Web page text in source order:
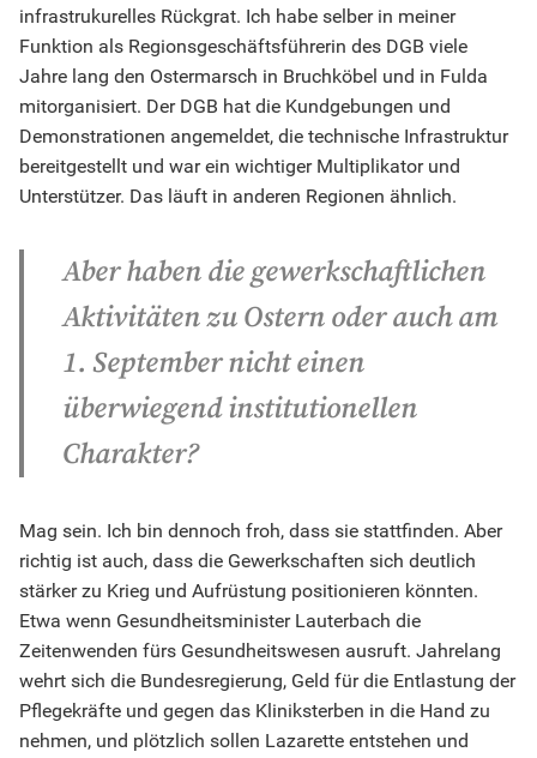
infrastrukurelles Rückgrat. Ich habe selber in meiner
Funktion als Regionsgeschäftsführerin des DGB viele
Jahre lang den Ostermarsch in Bruchköbel und in Fulda
mitorganisiert. Der DGB hat die Kundgebungen und
Demonstrationen angemeldet, die technische Infrastruktur
bereitgestellt und war ein wichtiger Multiplikator und
Unterstützer. Das läuft in anderen Regionen ähnlich.
Aber haben die gewerkschaftlichen
Aktivitäten zu Ostern oder auch am
1. September nicht einen
überwiegend institutionellen
Charakter?
Mag sein. Ich bin dennoch froh, dass sie stattfinden. Aber
richtig ist auch, dass die Gewerkschaften sich deutlich
stärker zu Krieg und Aufrüstung positionieren könnten.
Etwa wenn Gesundheitsminister Lauterbach die
Zeitenwenden fürs Gesundheitswesen ausruft. Jahrelang
wehrt sich die Bundesregierung, Geld für die Entlastung der
Pflegekräfte und gegen das Kliniksterben in die Hand zu
nehmen, und plötzlich sollen Lazarette entstehen und